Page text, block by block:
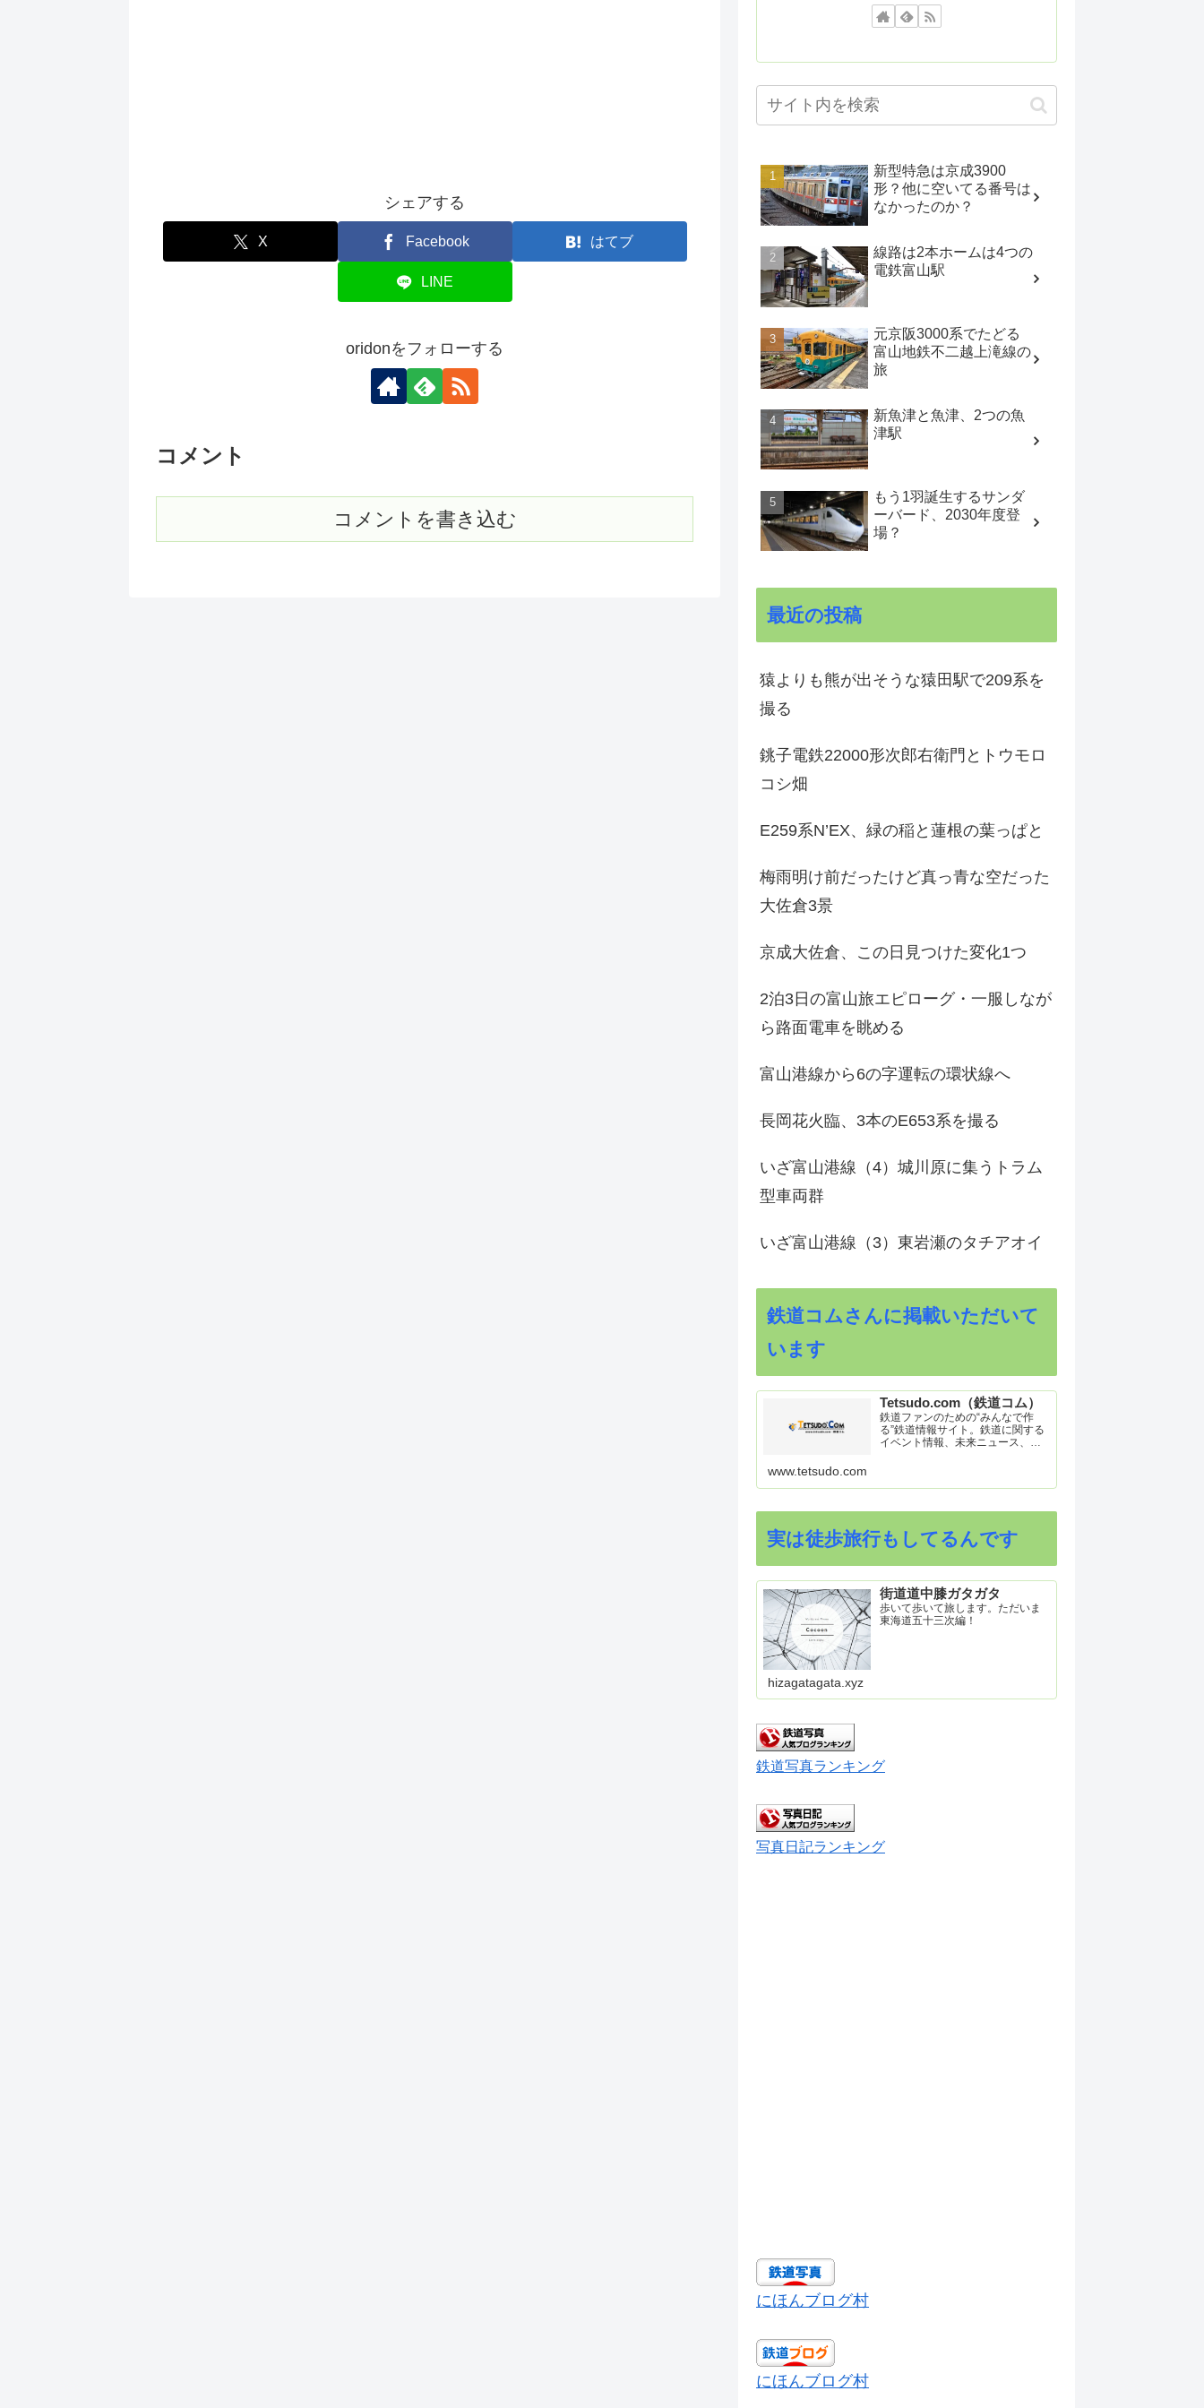
シェアする
X Facebook はてブ
LINE
oridonをフォローする
コメント
コメントを書き込む
新型特急は京成3900
形？他に空いてる番号は
なかったのか？
線路は2本ホームは4つの
電鉄富山駅
元京阪3000系でたどる
富山地鉄不二越上滝線の
旅
新魚津と魚津、2つの魚
津駅
もう1羽誕生するサンダ
ーバード、2030年度登
場？
最近の投稿
猿よりも熊が出そうな猿田駅で209系を
撮る
銚子電鉄22000形次郎右衛門とトウモロ
コシ畑
E259系N’EX、緑の稲と蓮根の葉っぱと
梅雨明け前だったけど真っ青な空だった
大佐倉3景
京成大佐倉、この日見つけた変化1つ
2泊3日の富山旅エピローグ・一服しなが
ら路面電車を眺める
富山港線から6の字運転の環状線へ
長岡花火臨、3本のE653系を撮る
いざ富山港線（4）城川原に集うトラム
型車両群
いざ富山港線（3）東岩瀬のタチアオイ
鉄道コムさんに掲載いただいて
います
Tetsudo.com（鉄道コム）
鉄道ファンのための“みんなで作
る”鉄道情報サイト。鉄道に関する
イベント情報、未来ニュース、車
ク集や、参加型ゲーム「駅つなゲ
www.tetsudo.com
実は徒歩旅行もしてるんです
街道道中膝ガタガタ
歩いて歩いて旅します。ただいま
東海道五十三次編！
hizagatagata.xyz
鉄道写真ランキング
写真日記ランキング
にほんブログ村
にほんブログ村